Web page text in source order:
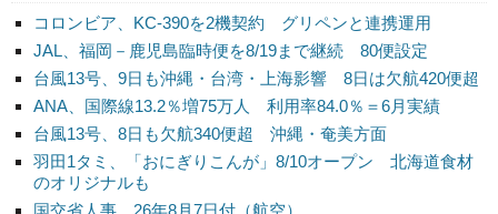
コロンビア、KC-390を2機契約 グリペンと連携運用
JAL、福岡－鹿児島臨時便を8/19まで継続 80便設定
台風13号、9日も沖縄・台湾・上海影響 8日は欠航420便超
ANA、国際線13.2％増75万人 利用率84.0％＝6月実績
台風13号、8日も欠航340便超 沖縄・奄美方面
羽田1タミ、「おにぎりこんが」8/10オープン 北海道食材
のオリジナルも
国交省人事 26年8月7日付（航空）